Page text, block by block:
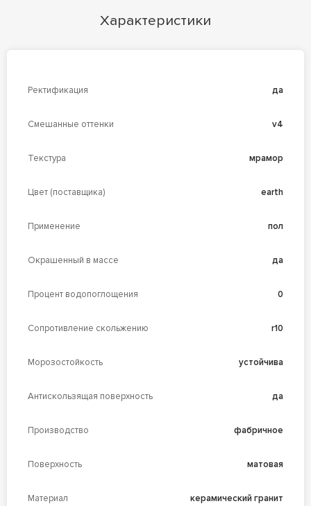
Характеристики
Ректификация да
Смешанные оттенки v4
Текстура мрамор
Цвет (поставщика) earth
Применение пол
Окрашенный в массе да
Процент водопоглощения 0
Сопротивление скольжению r10
Морозостойкость устойчива
Антискользящая поверхность да
Производство фабричное
Поверхность матовая
Материал керамический гранит